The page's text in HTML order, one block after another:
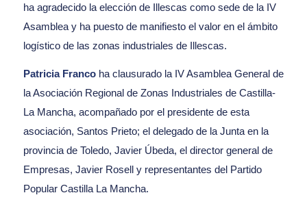
ha agradecido la elección de Illescas como sede de la IV
Asamblea y ha puesto de manifiesto el valor en el ámbito
logístico de las zonas industriales de Illescas.
Patricia Francoha clausurado la IV Asamblea General de
la Asociación Regional de Zonas Industriales de Castilla-
La Mancha, acompañado por el presidente de esta
asociación, Santos Prieto; el delegado de la Junta en la
provincia de Toledo, Javier Úbeda, el director general de
Empresas, Javier Rosell y representantes del Partido
Popular Castilla La Mancha.